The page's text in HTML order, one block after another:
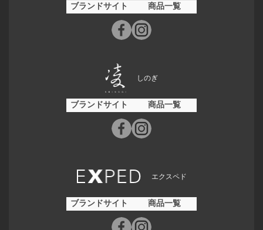
ブランドサイト 商品一覧
しのぎ
ブランドサイト 商品一覧
エクスペド
ブランドサイト 商品一覧